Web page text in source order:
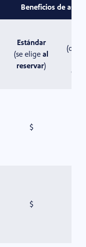
Beneficios de
Estándar
(se elige al
reservar)
(o
$Con cargo
$Con cargo